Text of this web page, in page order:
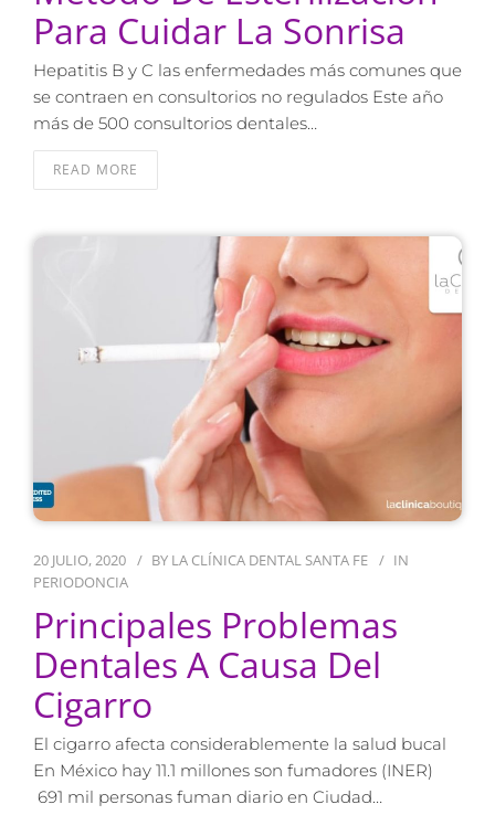
Para Cuidar La Sonrisa
Hepatitis B y C las enfermedades más comunes que
se contraen en consultorios no regulados Este año
más de 500 consultorios dentales…
READ MORE
20 JULIO, 2020 BY LA CLÍNICA DENTAL SANTA FE
IN
PERIODONCIA
Principales Problemas
Dentales A Causa Del
Cigarro
El cigarro afecta considerablemente la salud bucal
En México hay 11.1 millones son fumadores (INER)
691 mil personas fuman diario en Ciudad…